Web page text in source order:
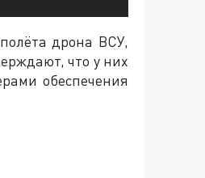
полёта дрона ВСУ,
что у них
обеспечения